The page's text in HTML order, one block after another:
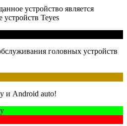
устройство является
Teyes
головных устройств
и Android auto!